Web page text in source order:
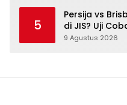
5
Persija vs
di JIS? Uji
Macan
9 Agustus 2026